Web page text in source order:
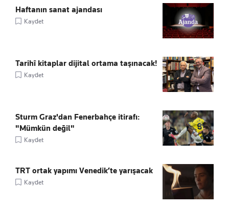
Haftanın sanat ajandası
Kaydet
Tarihî kitaplar dijital ortama taşınacak!
Kaydet
Sturm Graz'dan Fenerbahçe itirafı:
"Mümkün değil"
Kaydet
TRT ortak yapımı Venedik’te yarışacak
Kaydet